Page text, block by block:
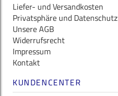
Liefer- und Versandkosten
Privatsphäre und Datenschutz
Unsere AGB
Widerrufsrecht
Impressum
Kontakt
KUNDENCENTER